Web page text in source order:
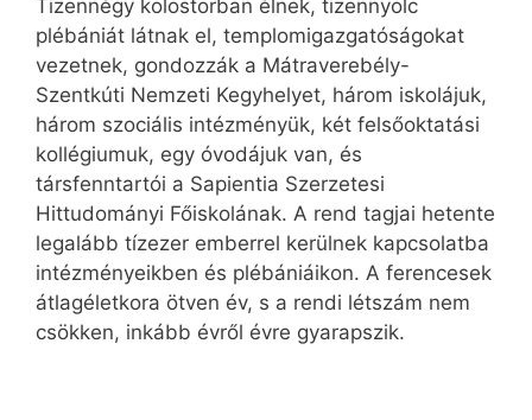
Tizennégy kolostorban élnek, tizennyolc
plébániát látnak el, templomigazgatóságokat
vezetnek, gondozzák a Mátraverebély-
Szentkúti Nemzeti Kegyhelyet, három iskolájuk,
három szociális intézményük, két felsőoktatási
kollégiumuk, egy óvodájuk van, és
társfenntartói a Sapientia Szerzetesi
Hittudományi Főiskolának. A rend tagjai hetente
legalább tízezer emberrel kerülnek kapcsolatba
intézményeikben és plébániáikon. A ferencesek
átlagéletkora ötven év, s a rendi létszám nem
csökken, inkább évről évre gyarapszik.